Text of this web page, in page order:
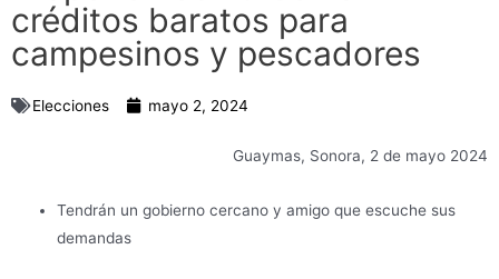
créditos baratos para
campesinos y pescadores
Elecciones mayo 2, 2024
Guaymas, Sonora, 2 de mayo 2024
Tendrán un gobierno cercano y amigo que escuche sus
demandas